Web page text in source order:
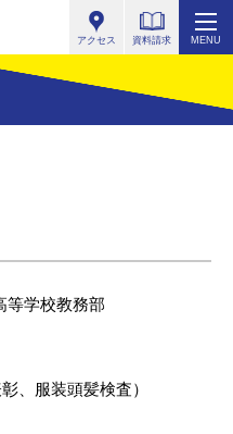
アクセス 資料請求 MENU
等学校教務部
、服装頭髪検査）